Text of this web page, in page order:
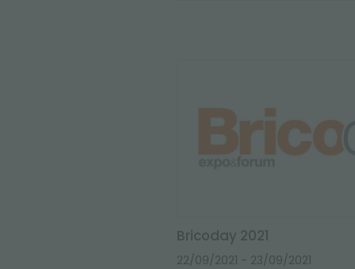
Bricoday 2021
22/09/2021 - 23/09/2021